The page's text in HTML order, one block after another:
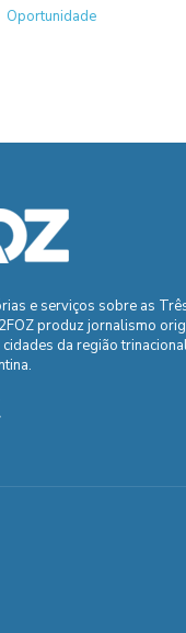
Oportunidade
e serviços sobre as
produz jornalismo
cidades da região